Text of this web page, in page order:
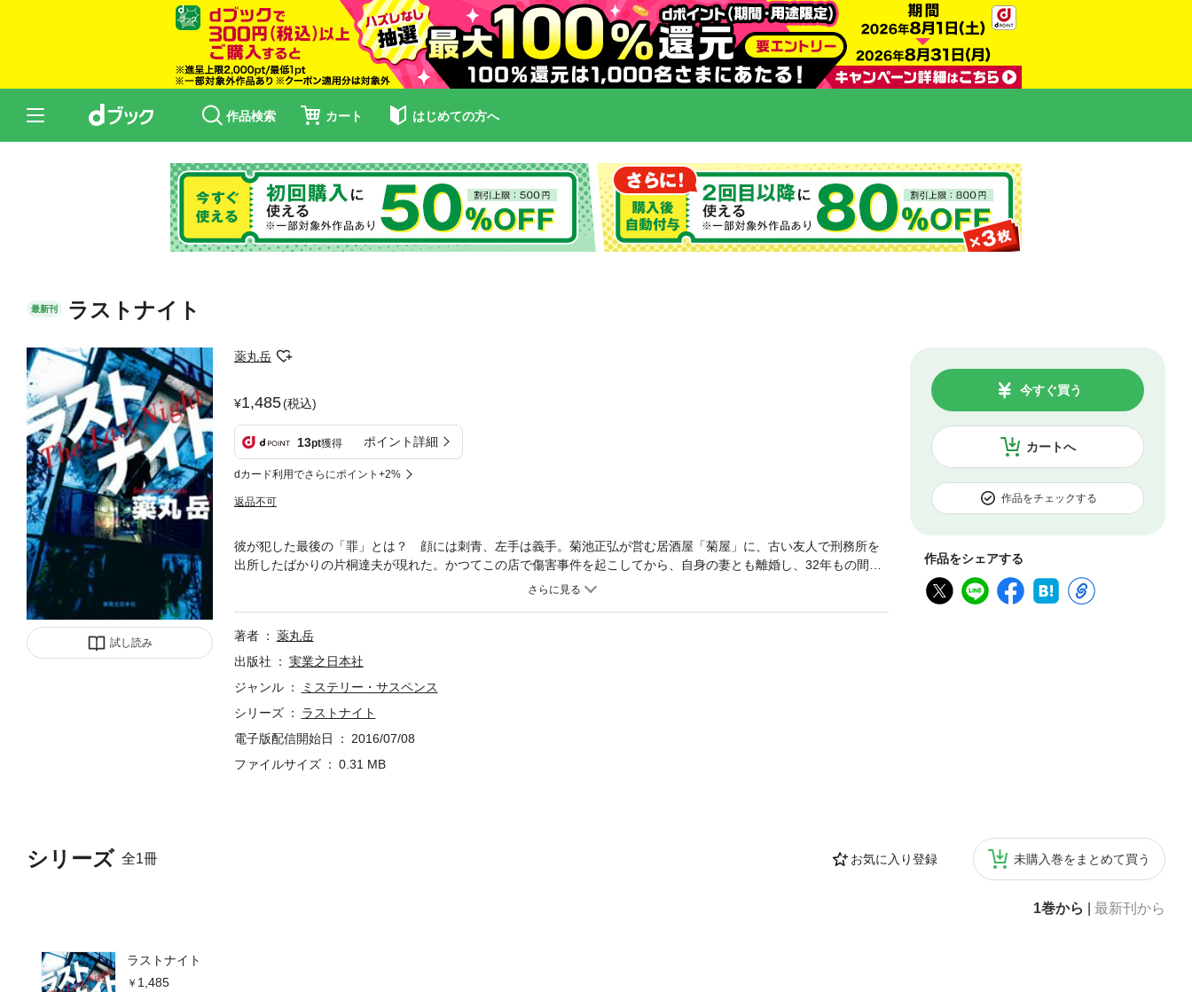
作品検索 カート はじめての方へ
最新刊 ラストナイト
試し読み
薬丸岳
1,485(税込)
13pt獲得 ポイント詳細
dカード利用でさらにポイント+2%
返品不可
カートへ
今すぐ買う
作品をチェックする
作品をシェアする
シリーズ 全1冊 お気に入り登録 未購入巻をまとめて買う
1巻から 最新刊から
ラストナイト
1,485
彼が犯した最後の「罪」とは？ 顔には刺青、左手は義手。菊池正弘が営む居酒屋「菊屋」に、古い友人で刑務所を
出所したばかりの片桐達夫が現れた。かつてこの店で傷害事件を起こしてから、自身の妻とも離婚し、32年もの間に
何度も犯罪に手を染めてきた男だ。獣のような雰囲気は人を怯えさせ、刺青に隠された表情からは本心が全くつかめ
著者
薬丸岳
出版社
実業之日本社
ジャンル
ミステリー・サスペンス
シリーズ
ラストナイト
電子版配信開始日
2016/07/08
ファイルサイズ
0.31 MB